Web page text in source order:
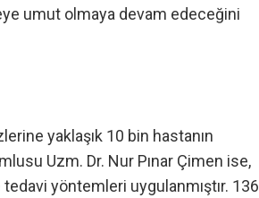
umut olmaya devam edeceğini
yaklaşık 10 bin hastanın
Uzm. Dr. Nur Pınar Çimen ise,
yöntemleri uygulanmıştır. 136